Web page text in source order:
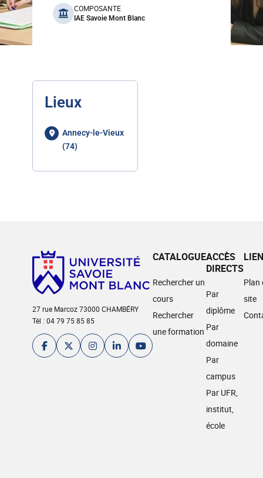
benefits
COMPOSANTE
IAE Savoie Mont Blanc
Lieux
Annecy-le-Vieux
(74)
27 rue Marcoz 73000 CHAMBÉRY
Tél : 04 79 75 85 85
CATALOGUE
Rechercher un
cours
Rechercher
une formation
ACCÈS
DIRECTS
Par
diplôme
Par
domaine
Par
campus
Par UFR,
institut,
école
Plan
site